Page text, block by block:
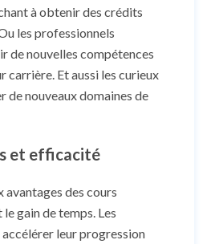
à obtenir des crédits
les professionnels
de nouvelles compétences
carrière. Et aussi les curieux
de nouveaux domaines de
et efficacité
avantages des cours
le gain de temps. Les
leur progression